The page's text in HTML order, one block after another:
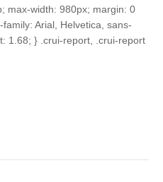
max-width: 980px; margin: 0
Arial, Helvetica, sans-
1.68; } .crui-report, .crui-report